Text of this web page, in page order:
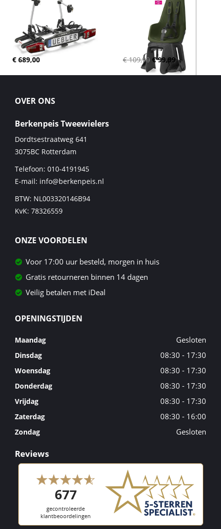
€ 689,00 € 109,90 € 99,99
OVER ONS
Berkenpeis Tweewielers
Dordtsestraatweg 641
3075BC Rotterdam
Telefoon: 010-4191945
E-mail: info@berkenpeis.nl
BTW: NL003320146B94
KvK: 78326559
ONZE VOORDELEN
Voor 17:00 uur besteld, morgen in huis
Gratis retourneren binnen 14 dagen
Veilig betalen met iDeal
OPENINGSTIJDEN
Maandag Gesloten
Dinsdag 08:30 - 17:30
Woensdag 08:30 - 17:30
Donderdag 08:30 - 17:30
Vrijdag 08:30 - 17:30
Zaterdag 08:30 - 16:00
Zondag Gesloten
Reviews